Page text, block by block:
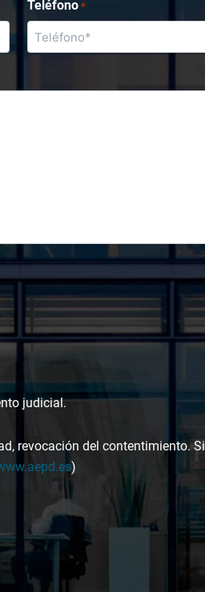
Teléfono *
judicial.
revocación del contentimiento.
)